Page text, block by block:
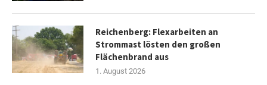
Reichenberg: Flexarbeiten an
Strommast lösten den großen
Flächenbrand aus
1. August 2026